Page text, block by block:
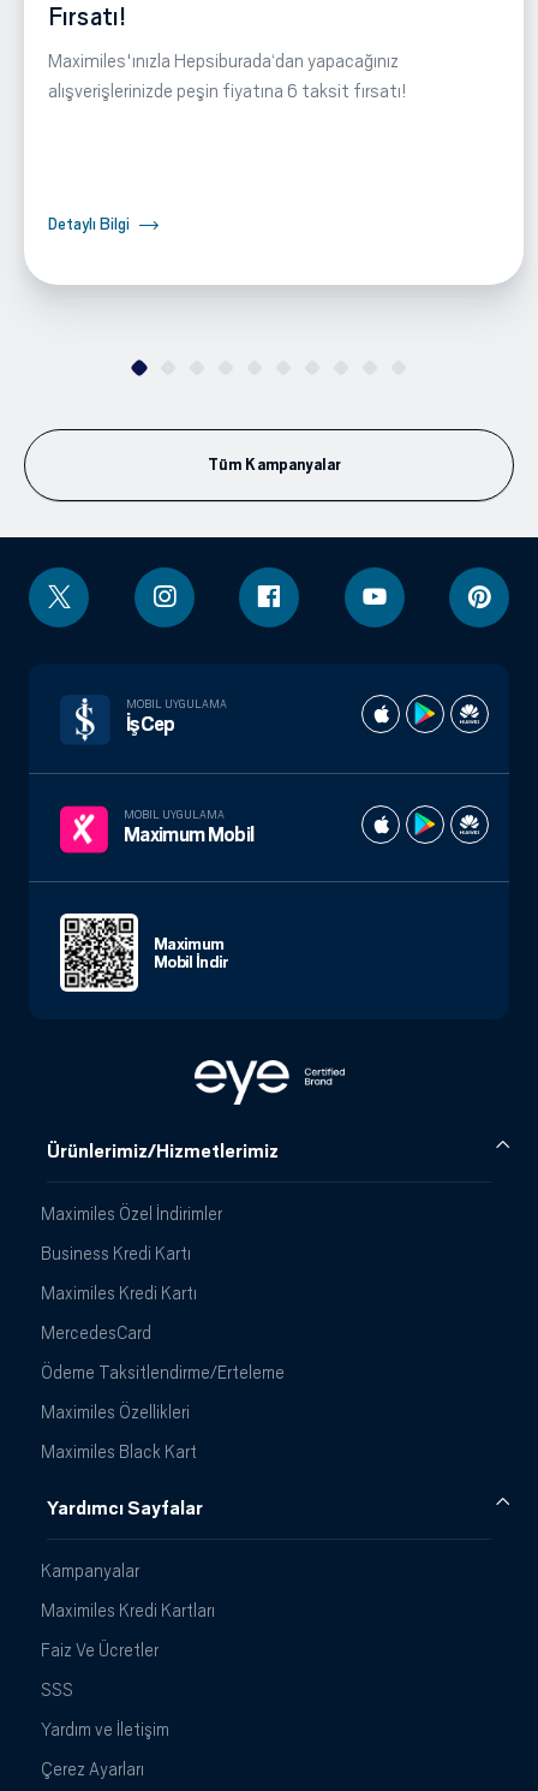
Fırsatı!
Maximiles'ınızla Hepsiburada‘dan yapacağınız
alışverişlerinizde peşin fiyatına 6 taksit fırsatı!
Detaylı Bilgi
Tüm Kampanyalar
Ürünlerimiz/Hizmetlerimiz
Maximiles Özel İndirimler
Business Kredi Kartı
Maximiles Kredi Kartı
MercedesCard
Ödeme Taksitlendirme/Erteleme
Maximiles Özellikleri
Maximiles Black Kart
Yardımcı Sayfalar
Kampanyalar
Maximiles Kredi Kartları
Faiz Ve Ücretler
SSS
Yardım ve İletişim
Çerez Ayarları
MOBIL UYGULAMA
İşCep
MOBIL UYGULAMA
Maximum Mobil
Maximum
Mobil İndir